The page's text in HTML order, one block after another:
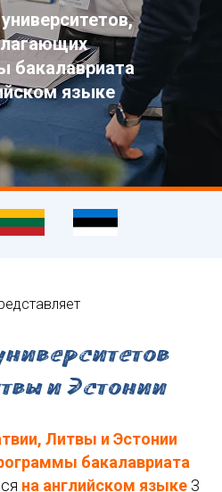
бакалавриата
языке
и Эстонии
Литвы и Эстонии
бакалавриата
на английском языке 3